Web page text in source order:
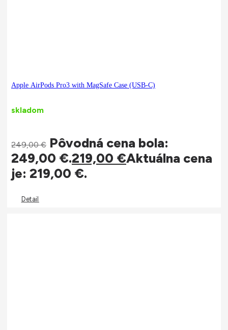
Apple AirPods Pro3 with MagSafe Case (USB-C)
skladom
249,00€ Pôvodná cena bola:
249,00 €.219,00 €Aktuálna cena
je: 219,00 €.
Detail